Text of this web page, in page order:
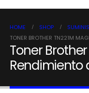
HOME SHOP
TONER BROTHER TN221M
Toner
Rendimiento